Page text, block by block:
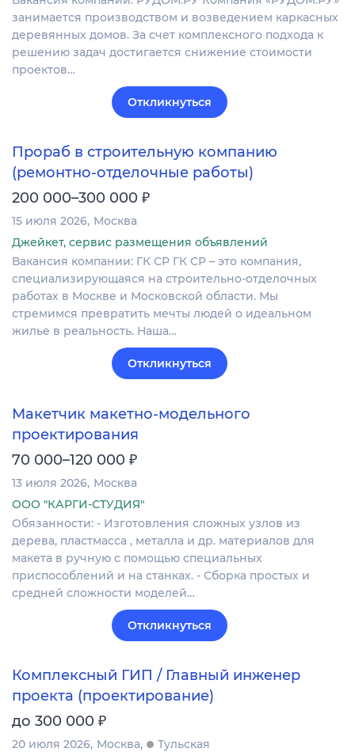
занимается производством и возведением каркасных
деревянных домов. За счет комплексного подхода к
решению задач достигается снижение стоимости
проектов…
Откликнуться
Прораб в строительную компанию
(ремонтно-отделочные работы)
200 000–300 000 ₽
15 июля 2026 Москва
Джейкет, сервис размещения объявлений
Вакансия компании: ГК СР ГК СР – это компания,
специализирующаяся на строительно-отделочных
работах в Москве и Московской области. Мы
стремимся превратить мечты людей о идеальном
жилье в реальность. Наша…
Откликнуться
Макетчик макетно-модельного
проектирования
70 000–120 000 ₽
13 июля 2026 Москва
ООО "КАРГИ-СТУДИЯ"
Обязанности: - Изготовления сложных узлов из
дерева, пластмасса , металла и др. материалов для
макета в ручную с помощью специальных
приспособлений и на станках. - Сборка простых и
средней сложности моделей…
Откликнуться
Комплексный ГИП / Главный инженер
проекта (проектирование)
до 300 000 ₽
20 июля 2026 Москва
Тульская